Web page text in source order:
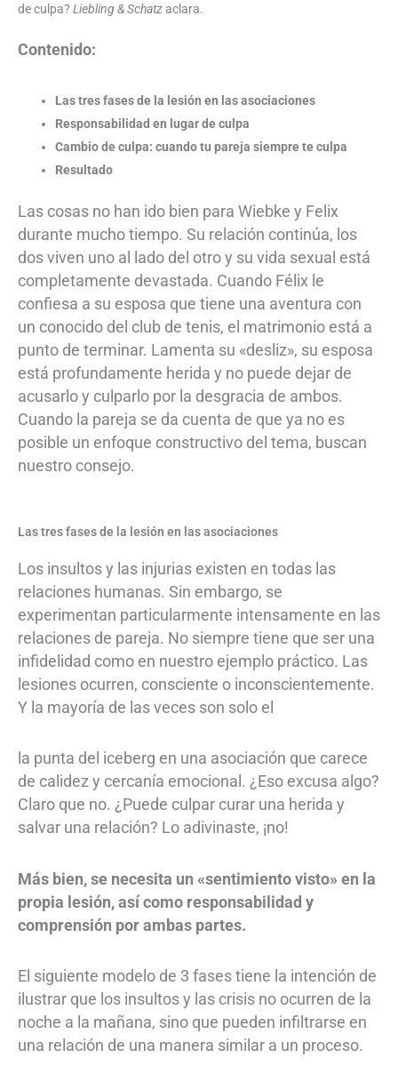
de culpa? Liebling & Schatzaclara.
Contenido:
Las tres fases de la lesión en las asociaciones
Responsabilidad en lugar de culpa
Cambio de culpa: cuando tu pareja siempre te culpa
Resultado
Las cosas no han ido bien para Wiebke y Felix
durante mucho tiempo. Su relación continúa, los
dos viven uno al lado del otro y su vida sexual está
completamente devastada. Cuando Félix le
confiesa a su esposa que tiene una aventura con
un conocido del club de tenis, el matrimonio está a
punto de terminar. Lamenta su «desliz», su esposa
está profundamente herida y no puede dejar de
acusarlo y culparlo por la desgracia de ambos.
Cuando la pareja se da cuenta de que ya no es
posible un enfoque constructivo del tema, buscan
nuestro consejo.
Las tres fases de la lesión en las asociaciones
Los insultos y las injurias existen en todas las
relaciones humanas. Sin embargo, se
experimentan particularmente intensamente en las
relaciones de pareja. No siempre tiene que ser una
infidelidad como en nuestro ejemplo práctico. Las
lesiones ocurren, consciente o inconscientemente.
Y la mayoría de las veces son solo el
la punta del iceberg en una asociación que carece
de calidez y cercanía emocional. ¿Eso excusa algo?
Claro que no. ¿Puede culpar curar una herida y
salvar una relación? Lo adivinaste, ¡no!
Más bien, se necesita un «sentimiento visto» en la
propia lesión, así como responsabilidad y
comprensión por ambas partes.
El siguiente modelo de 3 fases tiene la intención de
ilustrar que los insultos y las crisis no ocurren de la
noche a la mañana, sino que pueden infiltrarse en
una relación de una manera similar a un proceso.